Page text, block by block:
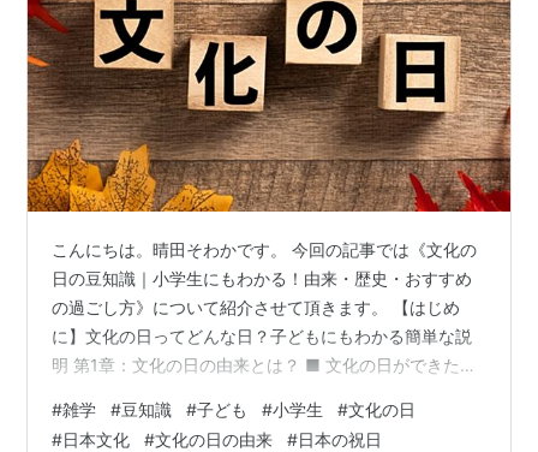
こんにちは。晴田そわかです。 今回の記事では《文化の
日の豆知識｜小学生にもわかる！由来・歴史・おすすめ
の過ごし方》について紹介させて頂きます。 【はじめ
に】文化の日ってどんな日？子どもにもわかる簡単な説
明 第1章：文化の日の由来とは？ ■ 文化の日ができたき
の意味 第2章：文化の日に関する歴史と背景 ■ 明治時代
#雑学 #豆知識 #子ども #小学生 #文化の日
#日本文化 #文化の日の由来 #日本の祝日